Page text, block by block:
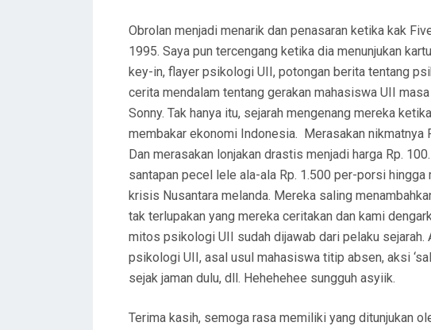
Obrolan menjadi menarik dan penasaran ketika kak
1995. Saya pun tercengang ketika dia menunjukan
key-in, flayer psikologi UII, potongan berita tentang
cerita mendalam tentang gerakan mahasiswa UII
Sonny. Tak hanya itu, sejarah mengenang mereka
membakar ekonomi Indonesia. Merasakan nikmatnya
Dan merasakan lonjakan drastis menjadi harga Rp.
santapan pecel lele ala-ala Rp. 1.500 per-porsi hingga
krisis Nusantara melanda. Mereka saling
tak terlupakan yang mereka ceritakan dan kami
mitos psikologi UII sudah dijawab dari pelaku
psikologi UII, asal usul mahasiswa titip absen, aksi
sejak jaman dulu, dll. Hehehehee sungguh asyiik.
Terima kasih, semoga rasa memiliki yang ditunjukan